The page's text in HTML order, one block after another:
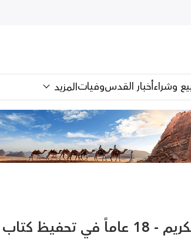
وشراءأخبار القدسوفياتالمزيد
شاهد: تقرير خاص "مركز يافا لتحفيظ القرآن الكريم - 18 عاماً في تحفيظ كتاب